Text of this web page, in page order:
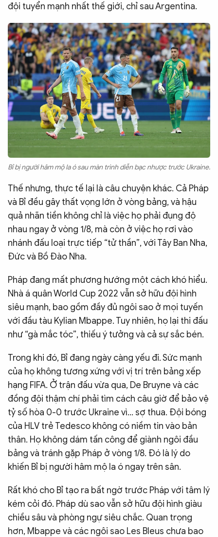
đội tuyển mạnh nhất thế giới, chỉ sau Argentina.
Bỉ bị người hâm mộ la ó sau màn trình diễn bạc nhược trước Ukraine.
Thế nhưng, thực tế lại là câu chuyện khác. Cả Pháp
và Bỉ đều gây thất vọng lớn ở vòng bảng, và hậu
quả nhãn tiền không chỉ là việc họ phải đụng độ
nhau ngay ở vòng 1/8, mà còn ở việc họ rơi vào
nhánh đấu loại trực tiếp “tử thần”, với Tây Ban Nha,
Đức và Bồ Đào Nha.
Pháp đang mất phương hướng một cách khó hiểu.
Nhà á quân World Cup 2022 vẫn sở hữu đội hình
siêu mạnh, bao gồm đầy đủ ngôi sao ở mọi tuyến
với đầu tàu Kylian Mbappe. Tuy nhiên, họ lại thi đấu
như “gà mắc tóc”, thiếu ý tưởng và cả sự sắc bén.
Trong khi đó, Bỉ đang ngày càng yếu đi. Sức mạnh
của họ không tương xứng với vị trí trên bảng xếp
hạng FIFA. Ở trận đấu vừa qua, De Bruyne và các
đồng đội thậm chí phải tìm cách câu giờ để bảo vệ
tỷ số hòa 0-0 trước Ukraine vì… sợ thua. Đội bóng
của HLV trẻ Tedesco không có niềm tin vào bản
thân. Họ không dám tấn công để giành ngôi đầu
bảng và tránh gặp Pháp ở vòng 1/8. Đó là lý do
khiến Bỉ bị người hâm mộ la ó ngay trên sân.
Rất khó cho Bỉ tạo ra bất ngờ trước Pháp với tâm lý
kém cỏi đó. Pháp dù sao vẫn sở hữu đội hình giàu
chiều sâu và phòng ngự siêu chắc. Quan trọng
hơn, Mbappe và các ngôi sao Les Bleus chưa bao